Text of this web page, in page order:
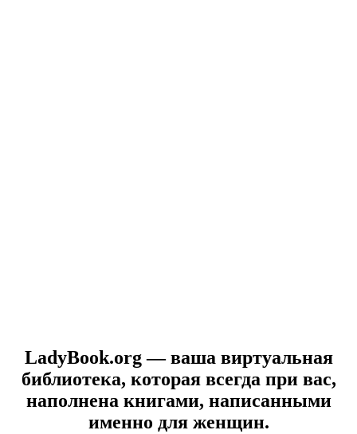
LadyBook.org — ваша виртуальная
библиотека, которая всегда при вас,
наполнена книгами, написанными
именно для женщин.